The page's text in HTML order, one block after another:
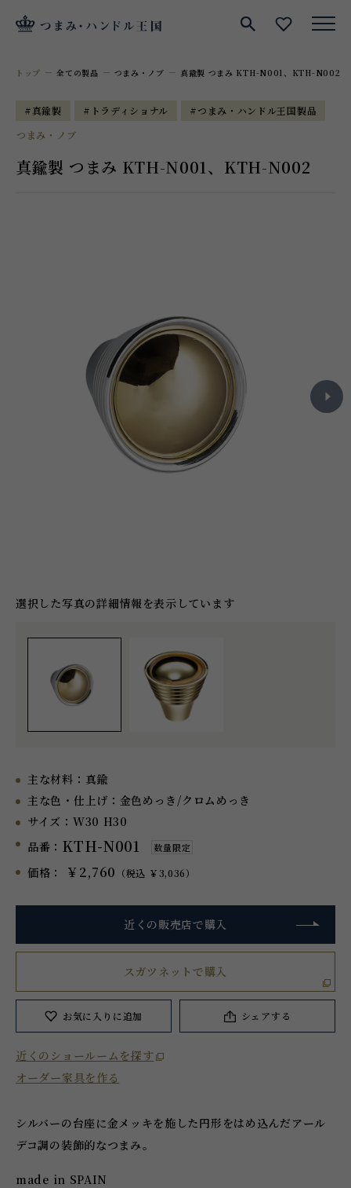
サイト内検索
お気に
トップ 全ての製品 つまみ・ノブ 真鍮製 つまみ KTH-N001、KTH-N002
#真鍮製 #トラディショナル
#つまみ・ハンドル王国製品
つまみ・ノブ
真鍮製 つまみ KTH-N001、KTH-N002
選択した写真の詳細情報を表示しています
主な材料： 真鍮
主な色・仕上げ： 金色めっき/クロムめっき
サイズ： W30 H30
品番： KTH-N001 数量限定
価格： ￥2,760 （税込 ￥3,036）
近くの販売店で購入
スガツネットで購入
お気に入り に追加 シェアする
近くのショールームを探す
オーダー家具を作る
シルバーの台座に金メッキを施した円形をはめ込んだアール
デコ調の装飾的なつまみ。
made in SPAIN